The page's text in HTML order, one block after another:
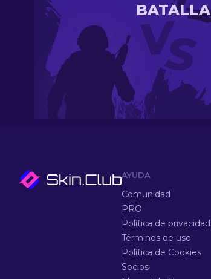
BATALLA
AYUDA
Comunidad
PRO
Política de privacidad
Términos de uso
Política de Cookies
Socios